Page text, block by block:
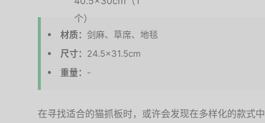
材质： 剑麻、草席、地毯
尺寸： 24.5×31.5cm
重量： -
在寻找适合的猫抓板时，或许会发现在多样化的款式